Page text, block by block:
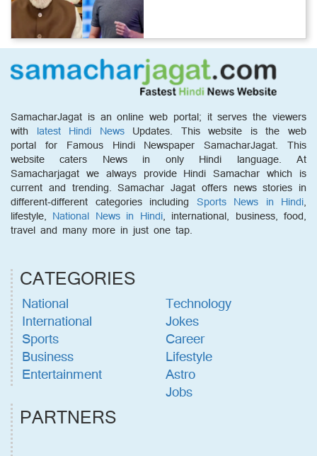
SamacharJagat is an online web portal; it serves the viewers
with latest Hindi NewsUpdates. This website is the web
portal for Famous Hindi Newspaper SamacharJagat. This
website caters News in only Hindi language. At
Samacharjagat we always provide Hindi Samachar which is
current and trending. Samachar Jagat offers news stories in
different-different categories including Sports News in Hindi,
lifestyle, National News in Hindi, international, business, food,
travel and many more in just one tap.
CATEGORIES
National
International
Sports
Business
Entertainment
Technology
Jokes
Career
Lifestyle
Astro
Jobs
PARTNERS